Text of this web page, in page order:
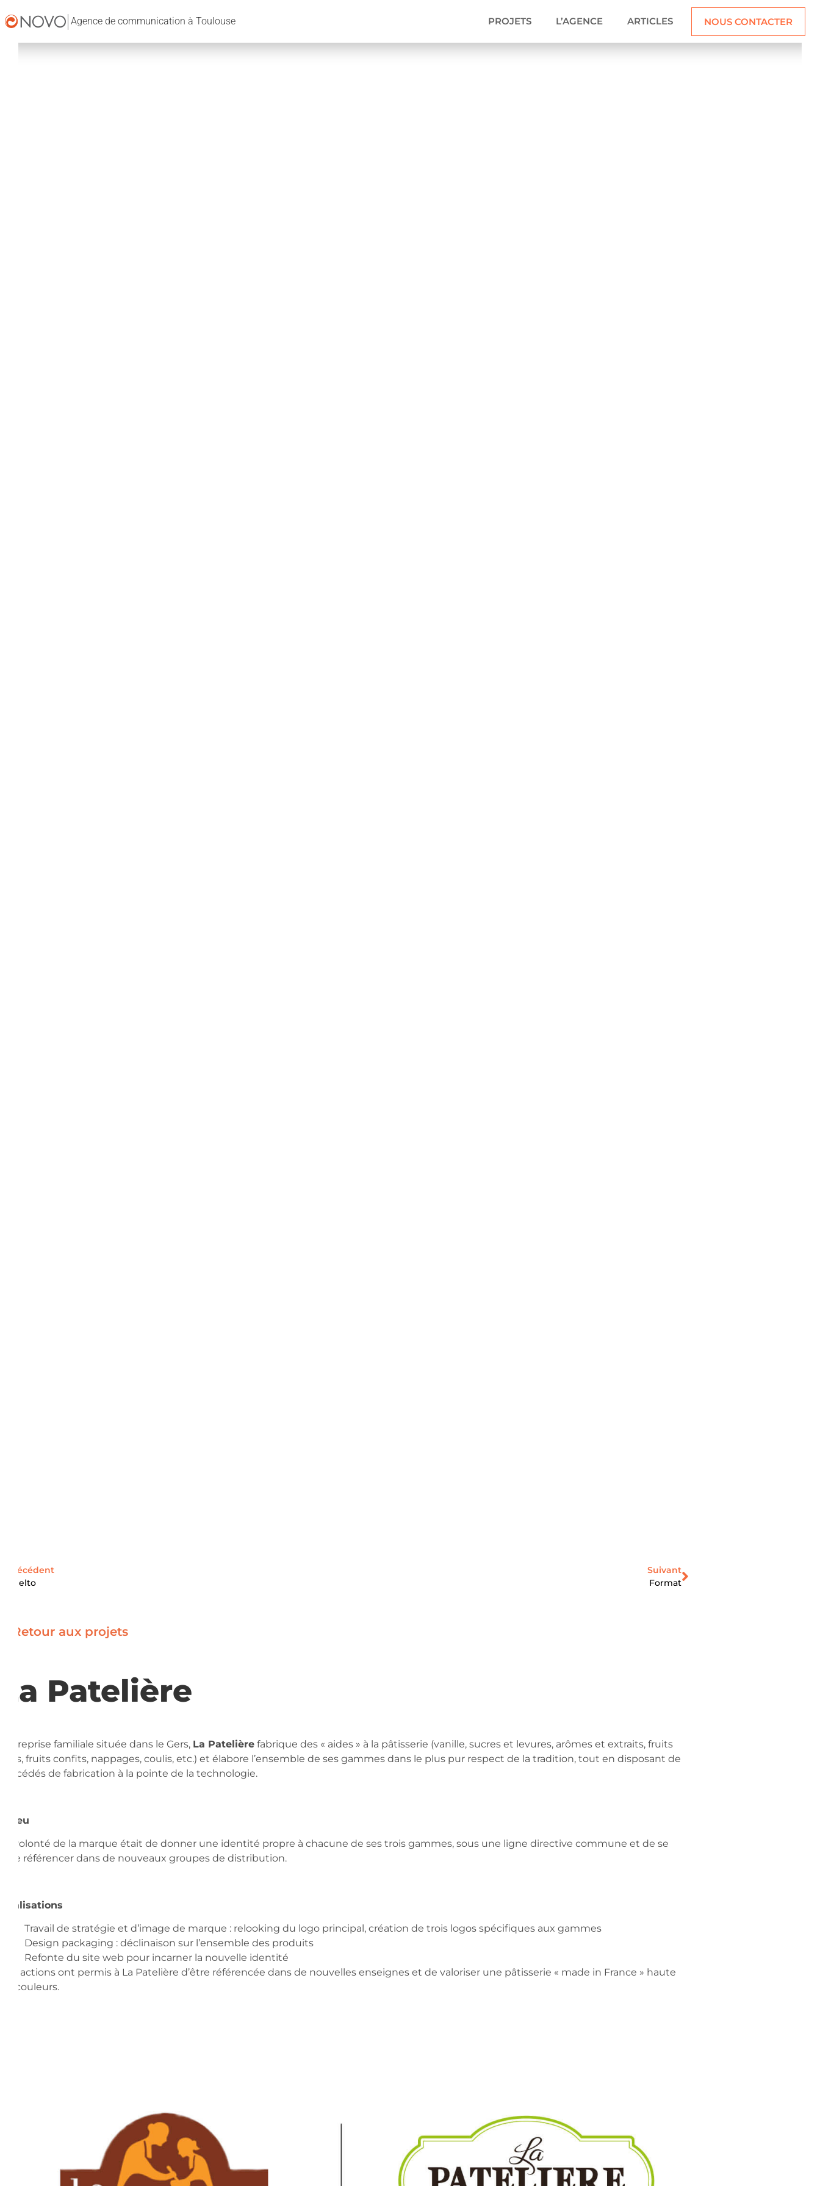
Agence de communication à Toulouse PROJETS L’AGENCE ARTICLES NOUS CONTACTER
Précédent
Shelto
Suivant
Format
Retour aux projets
La Patelière
Entreprise familiale située dans le Gers, La Patelière fabrique des « aides » à la pâtisserie (vanille, sucres et levures, arômes et extraits, fruits
secs, fruits confits, nappages, coulis, etc.) et élabore l’ensemble de ses gammes dans le plus pur respect de la tradition, tout en disposant de
procédés de fabrication à la pointe de la technologie.
Enjeu
La volonté de la marque était de donner une identité propre à chacune de ses trois gammes, sous une ligne directive commune et de se
faire référencer dans de nouveaux groupes de distribution.
Réalisations
Travail de stratégie et d’image de marque : relooking du logo principal, création de trois logos spécifiques aux gammes
Design packaging : déclinaison sur l’ensemble des produits
Refonte du site web pour incarner la nouvelle identité
Ces actions ont permis à La Patelière d’être référencée dans de nouvelles enseignes et de valoriser une pâtisserie « made in France » haute
en couleurs.